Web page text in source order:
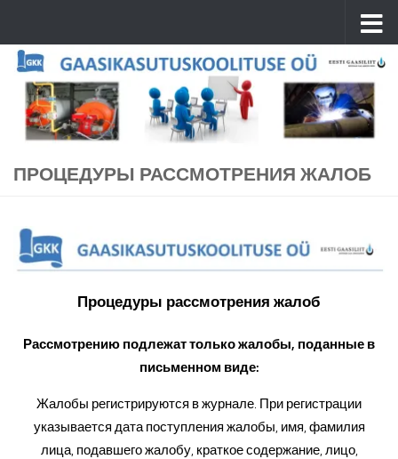
ПРОЦЕДУРЫ РАССМОТРЕНИЯ ЖАЛОБ
Процедуры рассмотрения жалоб
Рассмотрению подлежат только жалобы, поданные в
письменном виде:
Жалобы регистрируются в журнале. При регистрации
указывается дата поступления жалобы, имя, фамилия
лица, подавшего жалобу, краткое содержание, лицо,